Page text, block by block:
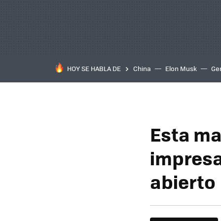
HOY SE HABLA DE China Elon Musk
Esta
abierto